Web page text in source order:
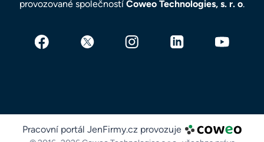
provozované společností Coweo Technologies, s. r. o.
Pracovní portál JenFirmy.cz provozuje